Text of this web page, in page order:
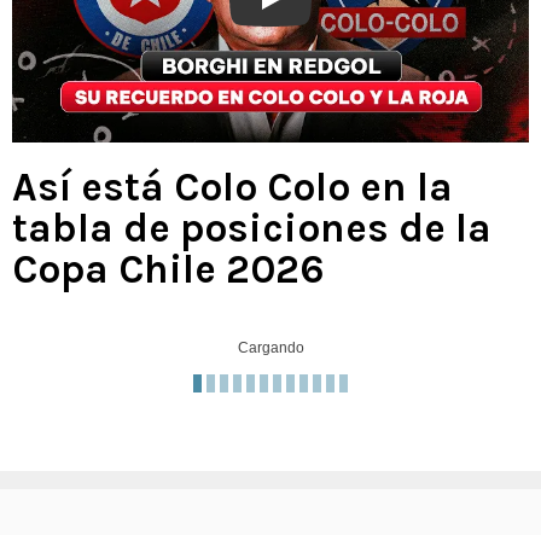
Play
Así está Colo Colo en la
tabla de posiciones de la
Copa Chile 2026
Cargando